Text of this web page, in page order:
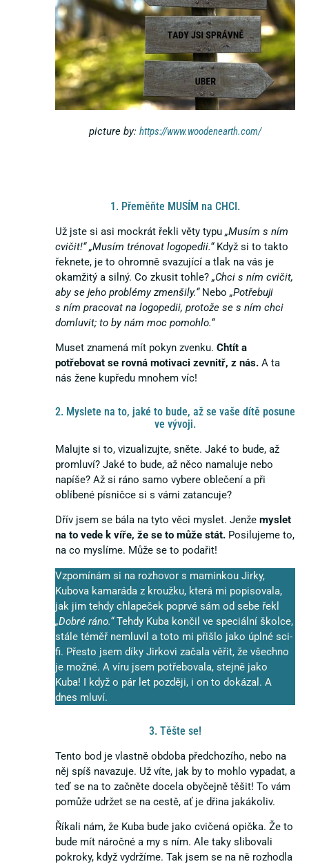
picture by: https://www.woodenearth.com/
1. Přeměňte MUSÍM na CHCI.
Už jste si asi mockrát řekli věty typu „Musím s ním
cvičit!“ „Musím trénovat logopedii.“Když si to takto
řeknete, je to ohromně svazující a tlak na vás je
okamžitý a silný. Co zkusit tohle? „Chci s ním cvičit,
aby se jeho problémy zmenšily.“ Nebo „Potřebuji
s ním pracovat na logopedii, protože se s ním chci
domluvit; to by nám moc pomohlo.“
Muset znamená mít pokyn zvenku. Chtít a
potřebovat se rovná motivaci zevnitř, z nás. A ta
nás žene kupředu mnohem víc!
2. Myslete na to, jaké to bude, až se vaše dítě posune
ve vývoji.
Malujte si to, vizualizujte, sněte. Jaké to bude, až
promluví? Jaké to bude, až něco namaluje nebo
napíše? Až si ráno samo vybere oblečení a při
oblíbené písničce si s vámi zatancuje?
Dřív jsem se bála na tyto věci myslet. Jenže myslet
na to vede k víře, že se to může stát. Posilujeme to,
na co myslíme. Může se to podařit!
Vzpomínám si na rozhovor s maminkou Jirky,
Kubova kamaráda z kroužku, která mi popisovala,
jak jim tehdy chlapeček poprvé sám od sebe řekl
„Dobré ráno.“Tehdy Kuba končil ve speciální školce,
stále téměř nemluvil a toto mi přišlo jako úplné sci-
fi. Přesto jsem díky Jirkovi začala věřit, že všechno
je možné. A víru jsem potřebovala, stejně jako
Kuba! I když o pár let později, i on to dokázal. A
dnes mluví.
3. Těšte se!
Tento bod je vlastně obdoba předchozího, nebo na
něj spíš navazuje. Už víte, jak by to mohlo vypadat, a
teď se na to začněte docela obyčejně těšit! To vám
pomůže udržet se na cestě, ať je dřina jakákoliv.
Říkali nám, že Kuba bude jako cvičená opička. Že to
bude mít náročné a my s ním. Ale taky slibovali
pokroky, když vydržíme. Tak jsem se na ně rozhodla